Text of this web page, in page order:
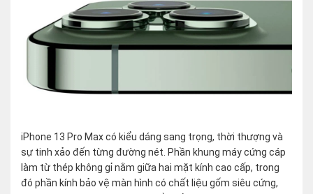
iPhone 13 Pro Max có kiểu dáng sang trọng, thời thượng và
sự tinh xảo đến từng đường nét. Phần khung máy cứng cáp
làm từ thép không gỉ nằm giữa hai mặt kính cao cấp, trong
đó phần kính bảo vệ màn hình có chất liệu gốm siêu cứng,